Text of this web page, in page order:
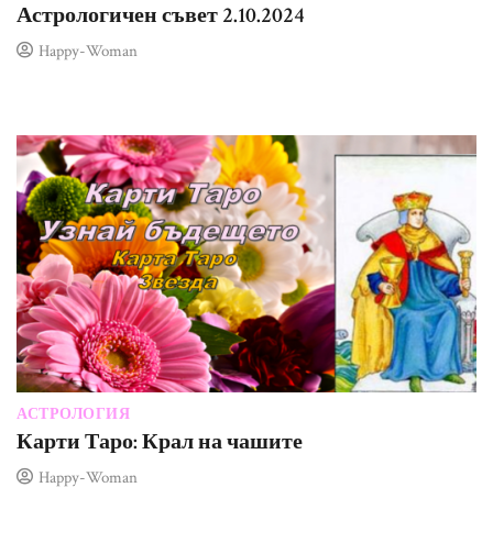
Астрологичен съвет 2.10.2024
Happy-Woman
АСТРОЛОГИЯ
Карти Таро: Крал на чашите
Happy-Woman